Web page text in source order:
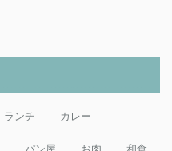
ランチ カレー